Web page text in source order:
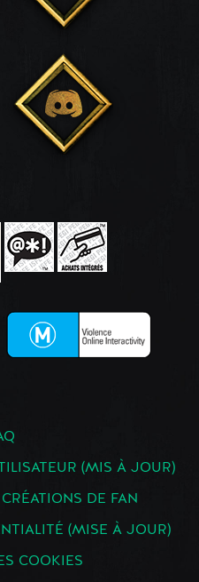
(MIS À JOUR)
DE FAN
(MISE À JOUR)
COOKIES